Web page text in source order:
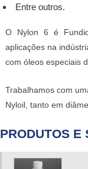
Entre outros.
O Nylon 6 é
aplicações na
com óleos especiais
Trabalhamos com
Nyloil, tanto em
PRODUTOS E